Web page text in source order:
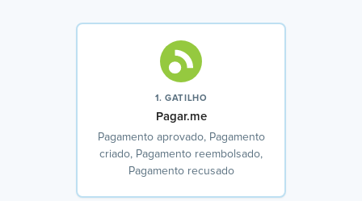
1. GATILHO
Pagar.me
Pagamento aprovado, Pagamento
criado, Pagamento reembolsado,
Pagamento recusado